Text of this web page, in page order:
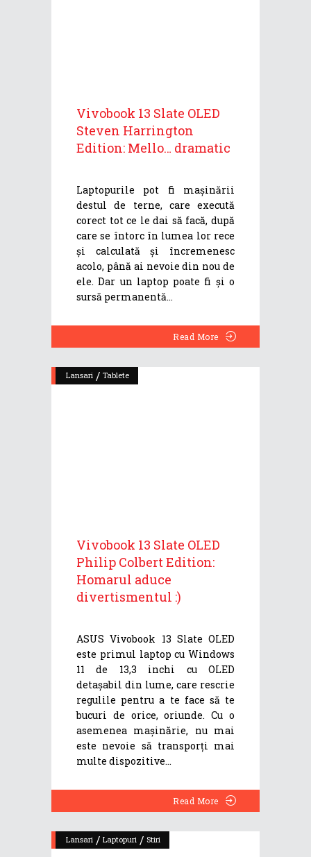
Vivobook 13 Slate OLED
Steven Harrington
Edition: Mello… dramatic
Laptopurile pot fi mașinării
destul de terne, care execută
corect tot ce le dai să facă, după
care se întorc în lumea lor rece
și calculată și încremenesc
acolo, până ai nevoie din nou de
ele. Dar un laptop poate fi și o
sursă permanentă
Read More
Lansari / Tablete
Vivobook 13 Slate OLED
Philip Colbert Edition:
Homarul aduce
divertismentul :)
ASUS Vivobook 13 Slate OLED
este primul laptop cu Windows
11 de 13,3 inchi cu OLED
detașabil din lume, care rescrie
regulile pentru a te face să te
bucuri de orice, oriunde. Cu o
asemenea mașinărie, nu mai
este nevoie să transporți mai
multe dispozitive
Read More
Lansari / Laptopuri / Stiri